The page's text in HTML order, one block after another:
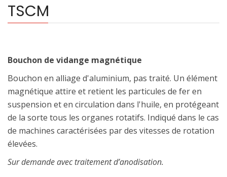
TSCM
Bouchon de vidange magnétique
Bouchon en alliage d'aluminium, pas traité. Un élément
magnétique attire et retient les particules de fer en
suspension et en circulation dans l'huile, en protégeant
de la sorte tous les organes rotatifs. Indiqué dans le cas
de machines caractérisées par des vitesses de rotation
élevées.
Sur demande avec traitement d’anodisation.